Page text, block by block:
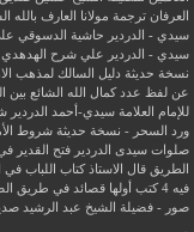
العرفان ترجمة مولانا العارف
سيدي - الدردير
حاشية الدسوقي
سيدي - الدردير علي شرح الهدهدي
نسخة حديثة دليل السالك لمذهب
عن لفظ عدد كمال الله الشائع بين
للإمام العلامة سيدي-أحمد الدردير
ورد السحر - نسخة حديثة شروط
صلوات سيدى الدردير فتح القدير
الطريق
قال الاستاذ كتاب اللباب في
فيه 4 كتب أولها قصائد في طريق الصوفية
صور - فضيلة الشيخ عبد الرشيد